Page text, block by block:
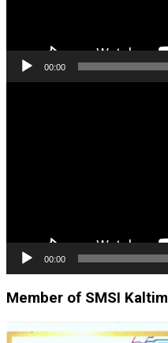
00:00
00:00
Member of SMSI Kaltim